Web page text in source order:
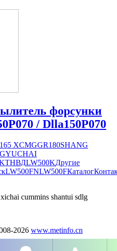
форсунки
/ Dlla150P070
XCMGGR180SHANG
YUCHAI
ТНВДLW500KДругие
LW500FNLW500FКаталог
cummins shantui sdlg
2026 www.metinfo.cn